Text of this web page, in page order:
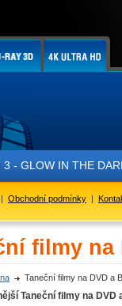
- GLOW IN THE
| Obchodní podmínky |
filmy na
Taneční filmy na DVD a
Taneční filmy na DVD